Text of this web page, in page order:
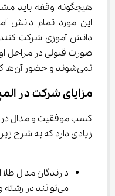
هیچگونه وقفه باید
دانش آموزی شرکت کنند.
صورت قبولی در مراحل
نمی‌شوند و حضور آن‌ها کاملا آزمایشی می‌باشد.
مزایای شرکت در
کسب موفقیت و مدال در
زیادی دارد که به شرح
می‌توانند در